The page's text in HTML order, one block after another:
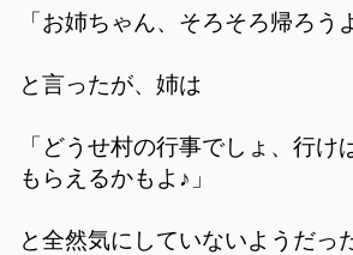
「お姉ちゃん、そろそろ帰ろう
と言ったが、姉は
「どうせ村の行事でしょ、行け
もらえるかもよ♪」
と全然気にしていないようだっ